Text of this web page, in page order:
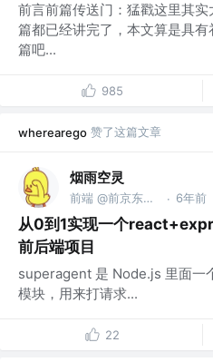
前言前篇传送门：猛戳这里其
篇都已经讲完了，本文算是具
篇吧...
985
wherearego 赞了这篇文章
烟雨空灵
前端 @前京东科技 · 6年前
从0到1实现一个
前后端项目
superagent 是 Node.js 里面一
模块，用来打请求...
22